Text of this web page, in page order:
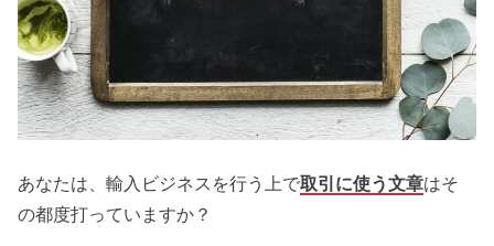
あなたは、輸入ビジネスを行う上で取引に使う文章はそ
の都度打っていますか？